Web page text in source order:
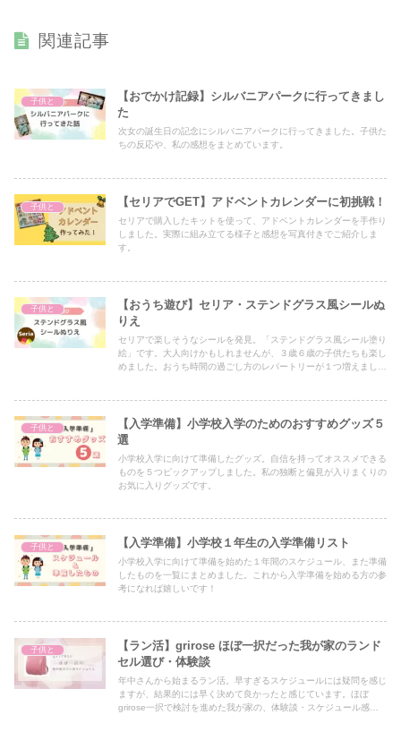
関連記事
子供と
【おでかけ記録】シルバニアパークに行ってきまし
た
次女の誕生日の記念にシルバニアパークに行ってきました。子供た
ちの反応や、私の感想をまとめています。
子供と 【セリアでGET】アドベントカレンダーに初挑戦！
セリアで購入したキットを使って、アドベントカレンダーを手作り
しました。実際に組み立てる様子と感想を写真付きでご紹介しま
す。
子供と
【おうち遊び】セリア・ステンドグラス風シールぬ
りえ
セリアで楽しそうなシールを発見。「ステンドグラス風シール塗り
絵」です。大人向けかもしれませんが、３歳６歳の子供たちも楽し
めました。おうち時間の過ごし方のレパートリーが１つ増えまし
子供と
【入学準備】小学校入学のためのおすすめグッズ５
選
小学校入学に向けて準備したグッズ。自信を持ってオススメできる
ものを５つピックアップしました。私の独断と偏見が入りまくりの
お気に入りグッズです。
子供と 【入学準備】小学校１年生の入学準備リスト
小学校入学に向けて準備を始めた１年間のスケジュール、また準備
したものを一覧にまとめました。これから入学準備を始める方の参
考になれば嬉しいです！
子供と
【ラン活】grirose ほぼ一択だった我が家のランド
セル選び・体験談
年中さんから始まるラン活。早すぎるスケジュールには疑問を感じ
ますが、結果的には早く決めて良かったと感じています。ほぼ
grirose一択で検討を進めた我が家の、体験談・スケジュール感を